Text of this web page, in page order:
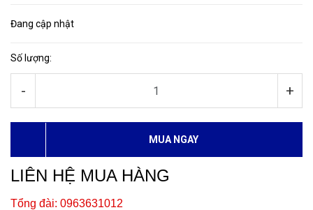
Đang cập nhật
Số lượng:
- +
MUA NGAY
LIÊN HỆ MUA HÀNG
Tổng đài: 0963631012